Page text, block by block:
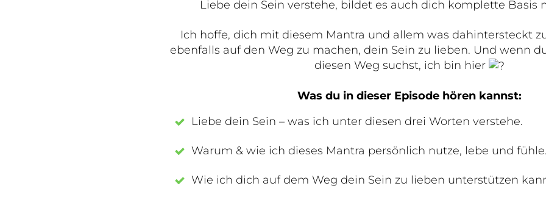
Liebe dein Sein verstehe, bildet es auch dich komplette Basis
Ich hoffe, dich mit diesem Mantra und allem was dahintersteckt
ebenfalls auf den Weg zu machen, dein Sein zu lieben. Und wenn
diesen Weg suchst, ich bin hier
Was du in dieser Episode hören kannst:
Liebe dein Sein – was ich unter diesen drei Worten verstehe.
Warum & wie ich dieses Mantra persönlich nutze, lebe und
Wie ich dich auf dem Weg dein Sein zu lieben unterstützen